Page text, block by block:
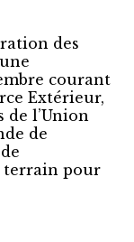
des
courant
Extérieur,
de l’Union
de
terrain pour